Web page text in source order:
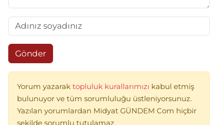
Gönder
Yorum yazarak topluluk kurallarımızı kabul etmiş
bulunuyor ve tüm sorumluluğu üstleniyorsunuz.
Yazılan yorumlardan Midyat GÜNDEM Com hiçbir
şekilde sorumlu tutulamaz.